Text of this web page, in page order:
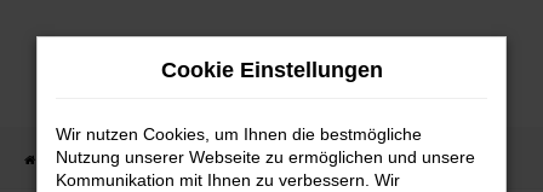
Zum
Startseite Fahrzeugangebote Fahrzeug-Showroom
Cookie Einstellungen
Wir nutzen Cookies, um Ihnen die bestmögliche
Nutzung unserer Webseite zu ermöglichen und unsere
Kommunikation mit Ihnen zu verbessern. Wir